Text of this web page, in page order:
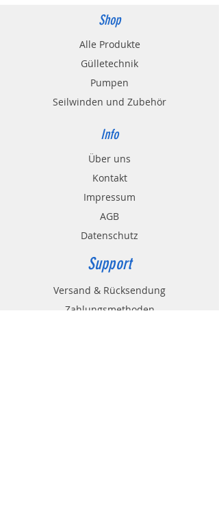
Shop
Alle Produkte
Gülletechnik
Pumpen
Seilwinden und Zubehör
Info
Über uns
Kontakt
Impressum
AGB
Datenschutz
Support
Versand & Rücksendung
Zahlungsmethoden